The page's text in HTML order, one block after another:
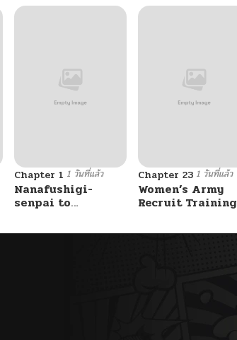
Chapter 1 1 วันที่แล้ว
Nanafushigi-
senpai to
Chapter 23 1 วันที่แล้ว
Women’s Army
Recruit Training